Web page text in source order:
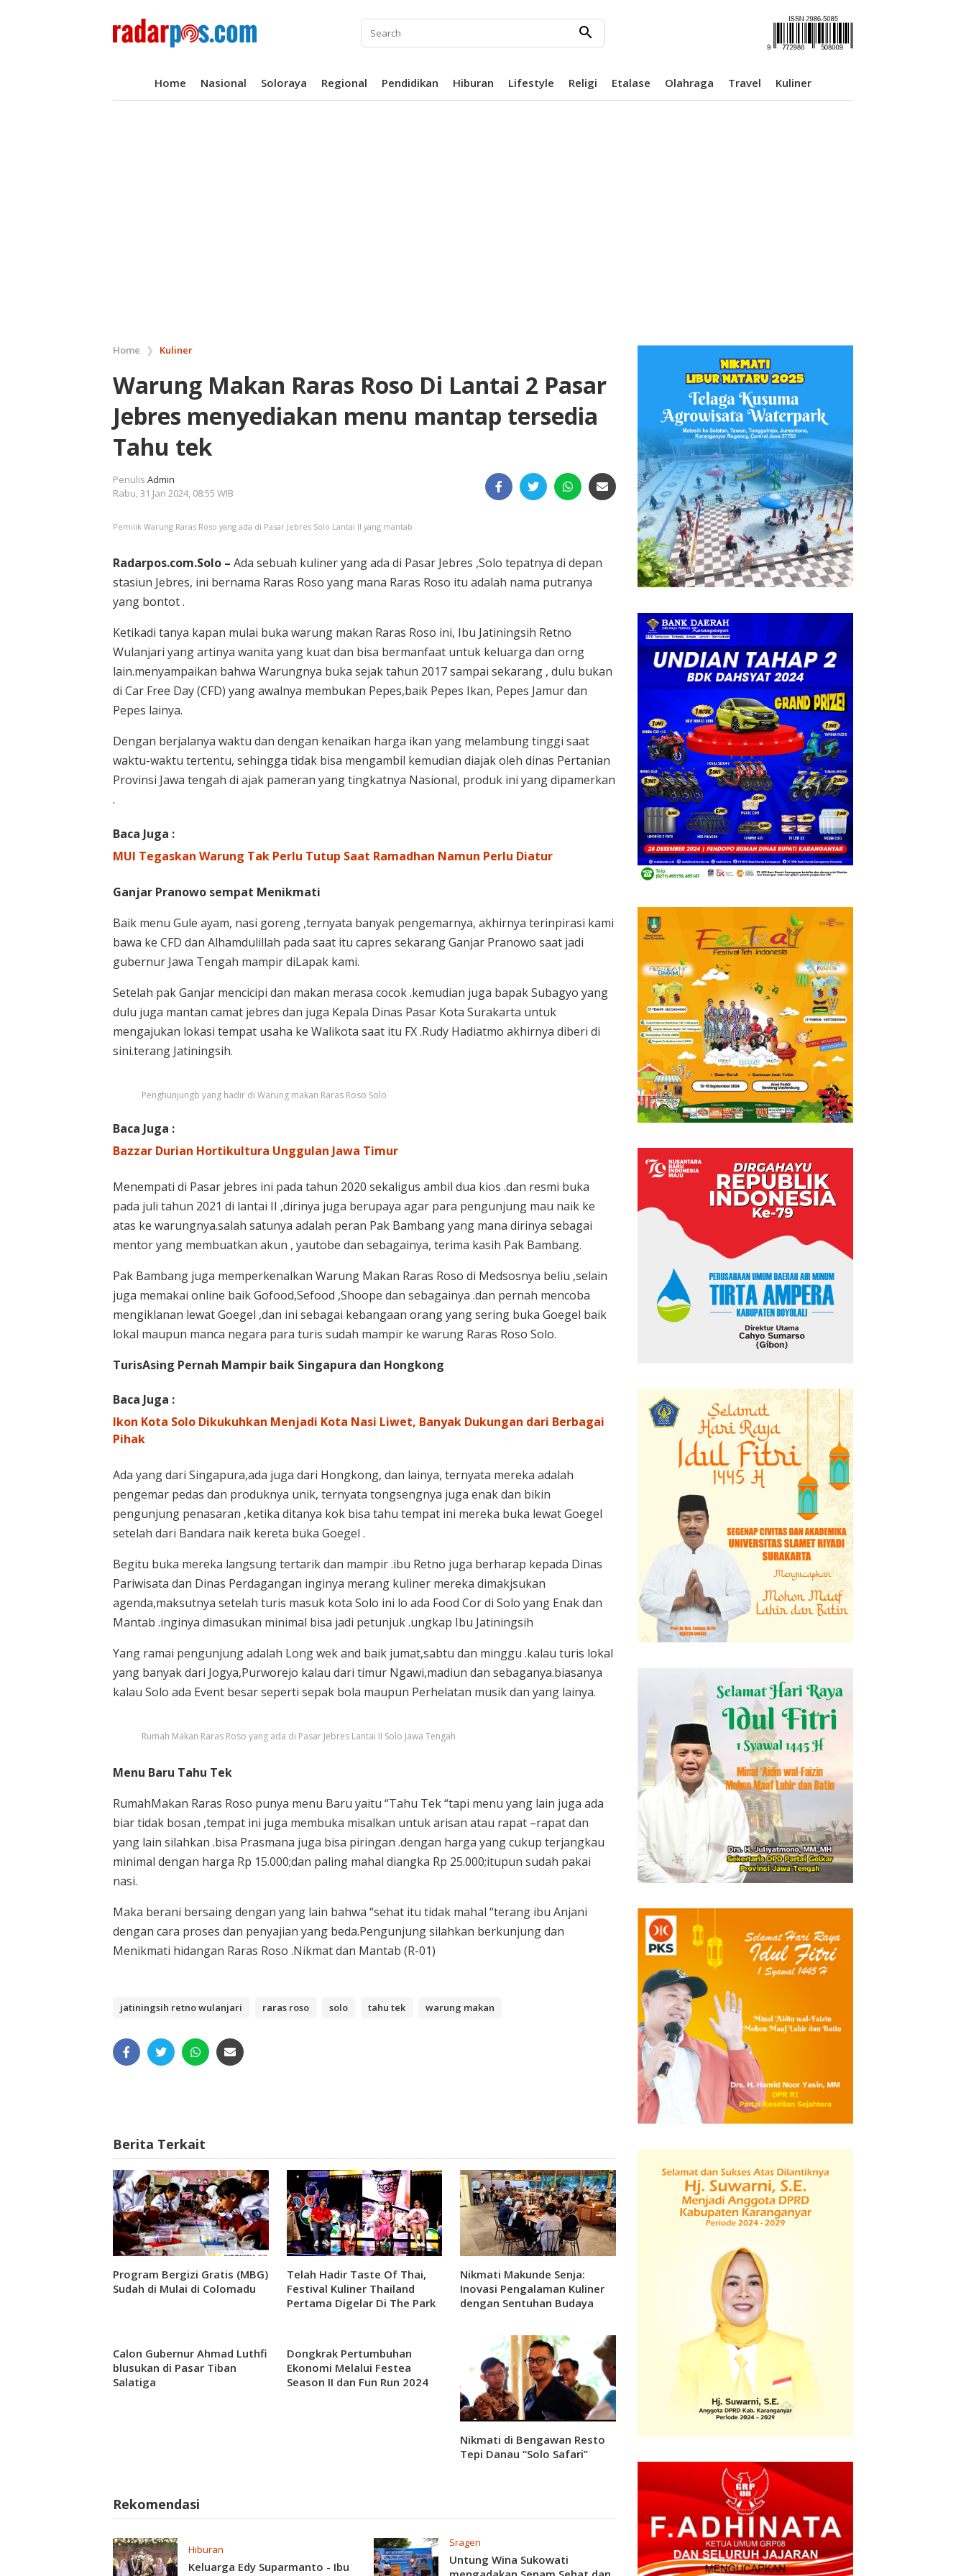
search
Home Nasional Soloraya Regional Pendidikan Hiburan Lifestyle Religi Etalase Olahraga Travel Kuliner
Home ❯ Kuliner
Warung Makan Raras Roso Di Lantai 2 Pasar
Jebres menyediakan menu mantap tersedia
Tahu tek
Penulis Admin
Rabu, 31 Jan 2024, 08:55 WIB
Pemilik Warung Raras Roso yang ada di Pasar Jebres Solo Lantai II yang mantab
Radarpos.com.Solo – Ada sebuah kuliner yang ada di Pasar Jebres ,Solo tepatnya di depan
stasiun Jebres, ini bernama Raras Roso yang mana Raras Roso itu adalah nama putranya
yang bontot .
Ketikadi tanya kapan mulai buka warung makan Raras Roso ini, Ibu Jatiningsih Retno
Wulanjari yang artinya wanita yang kuat dan bisa bermanfaat untuk keluarga dan orng
lain.menyampaikan bahwa Warungnya buka sejak tahun 2017 sampai sekarang , dulu bukan
di Car Free Day (CFD) yang awalnya membukan Pepes,baik Pepes Ikan, Pepes Jamur dan
Pepes lainya.
Dengan berjalanya waktu dan dengan kenaikan harga ikan yang melambung tinggi saat
waktu-waktu tertentu, sehingga tidak bisa mengambil kemudian diajak oleh dinas Pertanian
Provinsi Jawa tengah di ajak pameran yang tingkatnya Nasional, produk ini yang dipamerkan
.
Baca Juga :
MUI Tegaskan Warung Tak Perlu Tutup Saat Ramadhan Namun Perlu Diatur
Ganjar Pranowo sempat Menikmati
Baik menu Gule ayam, nasi goreng ,ternyata banyak pengemarnya, akhirnya terinpirasi kami
bawa ke CFD dan Alhamdulillah pada saat itu capres sekarang Ganjar Pranowo saat jadi
gubernur Jawa Tengah mampir diLapak kami.
Setelah pak Ganjar mencicipi dan makan merasa cocok .kemudian juga bapak Subagyo yang
dulu juga mantan camat jebres dan juga Kepala Dinas Pasar Kota Surakarta untuk
mengajukan lokasi tempat usaha ke Walikota saat itu FX .Rudy Hadiatmo akhirnya diberi di
sini.terang Jatiningsih.
Penghunjungb yang hadir di Warung makan Raras Roso Solo
Baca Juga :
Bazzar Durian Hortikultura Unggulan Jawa Timur
Menempati di Pasar jebres ini pada tahun 2020 sekaligus ambil dua kios .dan resmi buka
pada juli tahun 2021 di lantai II ,dirinya juga berupaya agar para pengunjung mau naik ke
atas ke warungnya.salah satunya adalah peran Pak Bambang yang mana dirinya sebagai
mentor yang membuatkan akun , yautobe dan sebagainya, terima kasih Pak Bambang.
Pak Bambang juga memperkenalkan Warung Makan Raras Roso di Medsosnya beliu ,selain
juga memakai online baik Gofood,Sefood ,Shoope dan sebagainya .dan pernah mencoba
mengiklanan lewat Goegel ,dan ini sebagai kebangaan orang yang sering buka Goegel baik
lokal maupun manca negara para turis sudah mampir ke warung Raras Roso Solo.
TurisAsing Pernah Mampir baik Singapura dan Hongkong
Baca Juga :
Ikon Kota Solo Dikukuhkan Menjadi Kota Nasi Liwet, Banyak Dukungan dari Berbagai
Pihak
Ada yang dari Singapura,ada juga dari Hongkong, dan lainya, ternyata mereka adalah
pengemar pedas dan produknya unik, ternyata tongsengnya juga enak dan bikin
pengunjung penasaran ,ketika ditanya kok bisa tahu tempat ini mereka buka lewat Goegel
setelah dari Bandara naik kereta buka Goegel .
Begitu buka mereka langsung tertarik dan mampir .ibu Retno juga berharap kepada Dinas
Pariwisata dan Dinas Perdagangan inginya merang kuliner mereka dimakjsukan
agenda,maksutnya setelah turis masuk kota Solo ini lo ada Food Cor di Solo yang Enak dan
Mantab .inginya dimasukan minimal bisa jadi petunjuk .ungkap Ibu Jatiningsih
Yang ramai pengunjung adalah Long wek and baik jumat,sabtu dan minggu .kalau turis lokal
yang banyak dari Jogya,Purworejo kalau dari timur Ngawi,madiun dan sebaganya.biasanya
kalau Solo ada Event besar seperti sepak bola maupun Perhelatan musik dan yang lainya.
Rumah Makan Raras Roso yang ada di Pasar Jebres Lantai II Solo Jawa Tengah
Menu Baru Tahu Tek
RumahMakan Raras Roso punya menu Baru yaitu “Tahu Tek “tapi menu yang lain juga ada
biar tidak bosan ,tempat ini juga membuka misalkan untuk arisan atau rapat –rapat dan
yang lain silahkan .bisa Prasmana juga bisa piringan .dengan harga yang cukup terjangkau
minimal dengan harga Rp 15.000;dan paling mahal diangka Rp 25.000;itupun sudah pakai
nasi.
Maka berani bersaing dengan yang lain bahwa “sehat itu tidak mahal “terang ibu Anjani
dengan cara proses dan penyajian yang beda.Pengunjung silahkan berkunjung dan
Menikmati hidangan Raras Roso .Nikmat dan Mantab (R-01)
jatiningsih retno wulanjari raras roso solo tahu tek warung makan
Berita Terkait
Program Bergizi Gratis (MBG)
Sudah di Mulai di Colomadu
Telah Hadir Taste Of Thai,
Festival Kuliner Thailand
Pertama Digelar Di The Park
Nikmati Makunde Senja:
Inovasi Pengalaman Kuliner
dengan Sentuhan Budaya
Calon Gubernur Ahmad Luthfi
blusukan di Pasar Tiban
Salatiga
Dongkrak Pertumbuhan
Ekonomi Melalui Festea
Season II dan Fun Run 2024
Nikmati di Bengawan Resto
Tepi Danau “Solo Safari”
Rekomendasi
Hiburan
Keluarga Edy Suparmanto - Ibu
Sragen
Untung Wina Sukowati